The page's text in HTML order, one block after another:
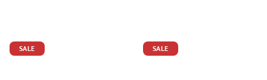
SALE SALE